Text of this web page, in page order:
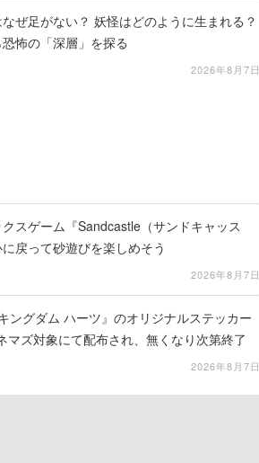
ぜ足がない？ 妖怪はどのように生まれる？
怖の「深層」を探る
2026年8月7日
スゲーム『Sandcastle（サンドキャッス
戻って砂遊びを楽しめそう
2026年8月7日
ングダム ハーツ』のオリジナルステッカー
ズ対象にて配布され、無くなり次第終了
2026年8月7日